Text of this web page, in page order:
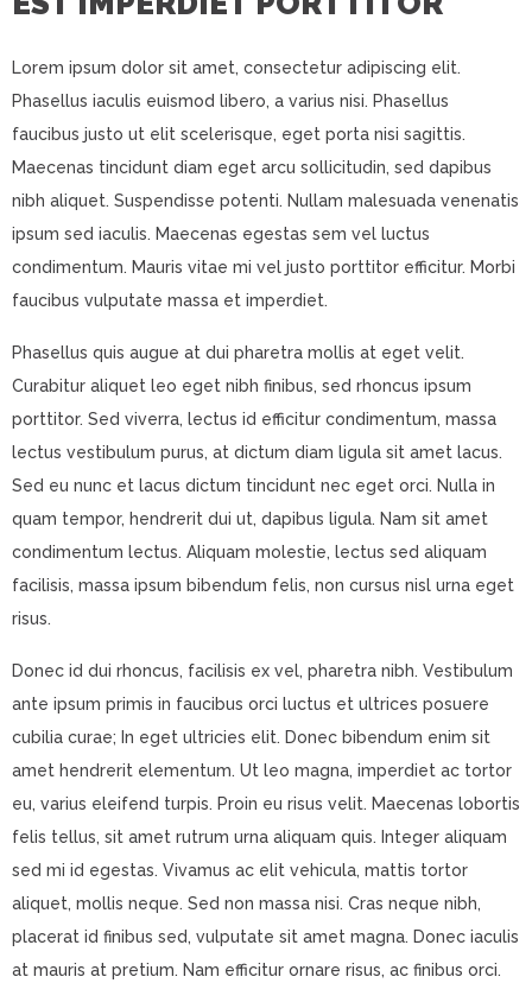
Lorem ipsum dolor sit amet, consectetur adipiscing elit.
Phasellus iaculis euismod libero, a varius nisi. Phasellus
faucibus justo ut elit scelerisque, eget porta nisi sagittis.
Maecenas tincidunt diam eget arcu sollicitudin, sed dapibus
nibh aliquet. Suspendisse potenti. Nullam malesuada venenatis
ipsum sed iaculis. Maecenas egestas sem vel luctus
condimentum. Mauris vitae mi vel justo porttitor efficitur. Morbi
faucibus vulputate massa et imperdiet.
Phasellus quis augue at dui pharetra mollis at eget velit.
Curabitur aliquet leo eget nibh finibus, sed rhoncus ipsum
porttitor. Sed viverra, lectus id efficitur condimentum, massa
lectus vestibulum purus, at dictum diam ligula sit amet lacus.
Sed eu nunc et lacus dictum tincidunt nec eget orci. Nulla in
quam tempor, hendrerit dui ut, dapibus ligula. Nam sit amet
condimentum lectus. Aliquam molestie, lectus sed aliquam
facilisis, massa ipsum bibendum felis, non cursus nisl urna eget
risus.
Donec id dui rhoncus, facilisis ex vel, pharetra nibh. Vestibulum
ante ipsum primis in faucibus orci luctus et ultrices posuere
cubilia curae; In eget ultricies elit. Donec bibendum enim sit
amet hendrerit elementum. Ut leo magna, imperdiet ac tortor
eu, varius eleifend turpis. Proin eu risus velit. Maecenas lobortis
felis tellus, sit amet rutrum urna aliquam quis. Integer aliquam
sed mi id egestas. Vivamus ac elit vehicula, mattis tortor
aliquet, mollis neque. Sed non massa nisi. Cras neque nibh,
placerat id finibus sed, vulputate sit amet magna. Donec iaculis
at mauris at pretium. Nam efficitur ornare risus, ac finibus orci.